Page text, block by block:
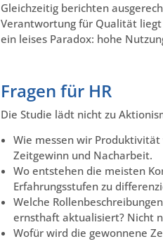
Gleichzeitig berichten
Verantwortung für Qualität
ein leises Paradox: hohe
Fragen für HR
Die Studie lädt nicht zu
Wie messen wir
Zeitgewinn und Nacharbeit.
Wo entstehen die meisten
Erfahrungsstufen zu
Welche
ernsthaft aktualisiert? Nicht
Wofür wird die gewonnene